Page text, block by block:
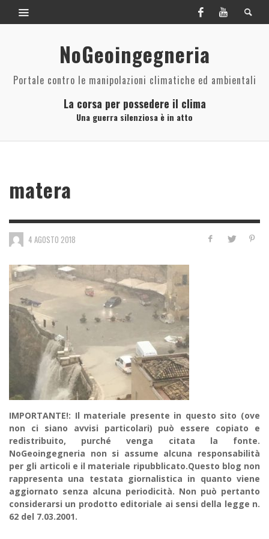
NoGeoingegneria
Portale contro le manipolazioni climatiche ed ambientali
La corsa per possedere il clima
Una guerra silenziosa è in atto
matera
4 AGOSTO 2018
IMPORTANTE!: Il materiale presente in questo sito (ove
non ci siano avvisi particolari) può essere copiato e
redistribuito, purché venga citata la fonte.
NoGeoingegneria non si assume alcuna responsabilità
per gli articoli e il materiale ripubblicato.Questo blog non
rappresenta una testata giornalistica in quanto viene
aggiornato senza alcuna periodicità. Non può pertanto
considerarsi un prodotto editoriale ai sensi della legge n.
62 del 7.03.2001.